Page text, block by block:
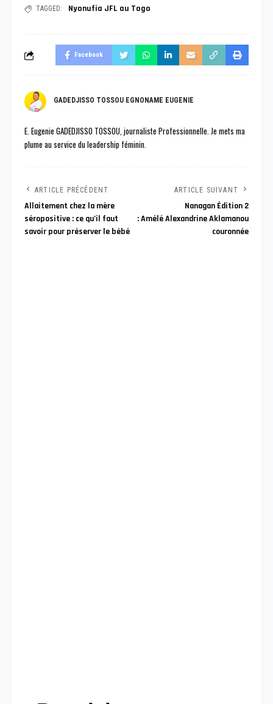
TAGGED: Nyonufia JFL au Togo
Facebook
GADEDJISSO TOSSOU EGNONAME EUGENIE
E. Eugenie GADEDJISSO TOSSOU, journaliste Professionnelle. Je mets ma
plume au service du leadership féminin.
ARTICLE PRÉCÉDENT
Allaitement chez la mère
séropositive : ce qu’il faut
savoir pour préserver le bébé
ARTICLE SUIVANT
Nanagan Édition 2
: Amélé Alexandrine Aklamanou
couronnée